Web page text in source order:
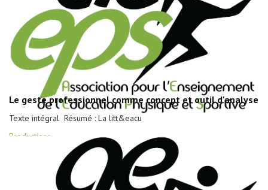
Le geste professionnel comme concept et outil d'analyse
Texte intégral Résumé : La litt&eacu
Productions